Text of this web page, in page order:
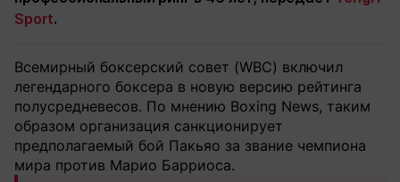
Sport.
Всемирный боксерский совет (WBC) включил
легендарного боксера в новую версию рейтинга
полусредневесов. По мнению Boxing News, таким
образом организация санкционирует
предполагаемый бой Пакьяо за звание чемпиона
мира против Марио Барриоса.